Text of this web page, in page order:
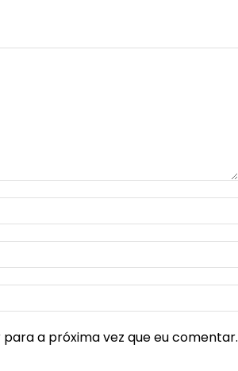
a próxima vez que eu comentar.